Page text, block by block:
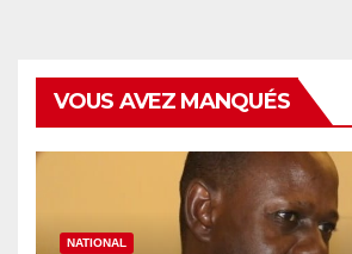
VOUS AVEZ MANQUÉS
NATIONAL